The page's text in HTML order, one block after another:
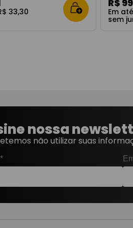
33,30
R$ 99
Em
sem
nossa
não utilizar suas